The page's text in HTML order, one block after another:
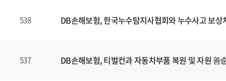
538 DB손해보험, 한국누수탐지사협회와 누수사고 보
537 DB손해보험, 티벌컨과 자동차부품 복원 및 자원 善